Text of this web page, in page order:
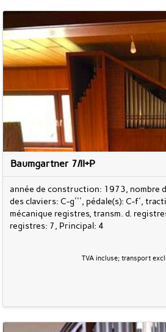
Baumgartner 7/II+P
année de construction: 1973, nombre
des claviers: C-g''', pédale(s): C-f',
mécanique registres, transm. d.
registres: 7, Principal: 4
TVA incluse; transport